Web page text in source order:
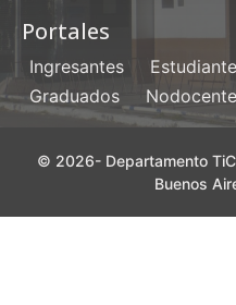
Portales
Ingresantes
Graduados
© 2026- Departamento
Buenos